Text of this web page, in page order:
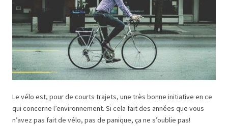
Le vélo est, pour de courts trajets, une très bonne initiative en ce
qui concerne l’environnement. Si cela fait des années que vous
n’avez pas fait de vélo, pas de panique, ça ne s’oublie pas!